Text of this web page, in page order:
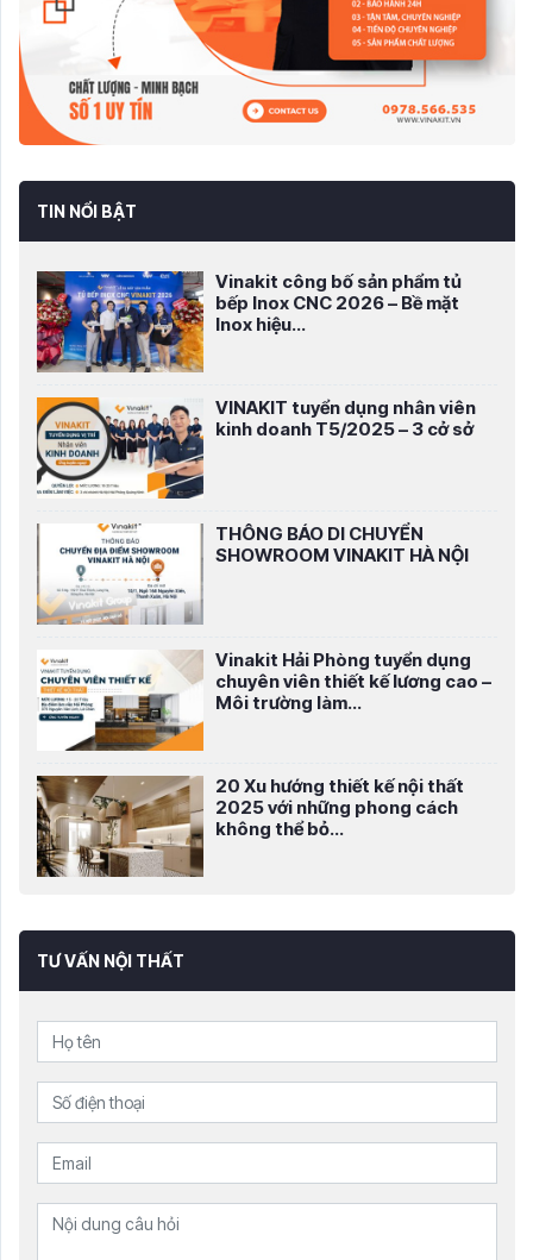
TIN NỔI BẬT
Vinakit công bố sản phẩm tủ
bếp Inox CNC 2026 – Bề mặt
Inox hiệu...
VINAKIT tuyển dụng nhân viên
kinh doanh T5/2025 – 3 cở sở
THÔNG BÁO DI CHUYỂN
SHOWROOM VINAKIT HÀ NỘI
Vinakit Hải Phòng tuyển dụng
chuyên viên thiết kế lương cao –
Môi trường làm...
20 Xu hướng thiết kế nội thất
2025 với những phong cách
không thể bỏ...
TƯ VẤN NỘI THẤT